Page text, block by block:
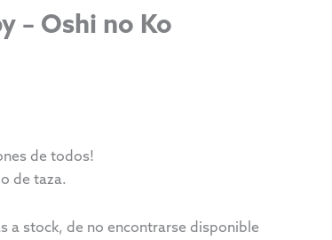
– Oshi no Ko
de todos!
de taza.
a stock, de no encontrarse disponible